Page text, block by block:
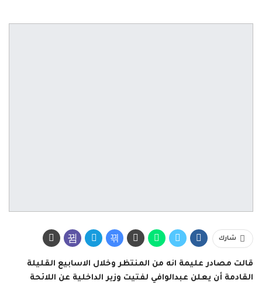
شارك
قالت مصادر عليمة انه من المنتظر وخلال الاسابيع القليلة
القادمة أن يعلن عبدالوافي لفتيت وزير الداخلية عن اللائحة